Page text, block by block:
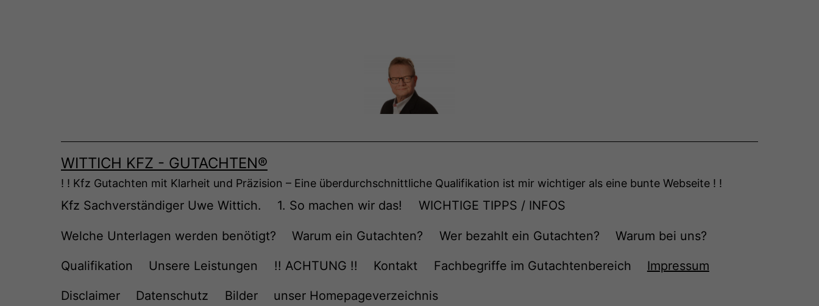
WITTICH KFZ - GUTACHTEN®
! ! Kfz Gutachten mit Klarheit und Präzision – Eine überdurchschnittliche Qualifikation ist mir wichtiger als eine bunte Webseite ! !
Kfz Sachverständiger Uwe Wittich. 1. So machen wir das! WICHTIGE TIPPS / INFOS
Welche Unterlagen werden benötigt? Warum ein Gutachten? Wer bezahlt ein Gutachten? Warum bei uns?
Qualifikation Unsere Leistungen !! ACHTUNG !! Kontakt Fachbegriffe im Gutachtenbereich Impressum
Disclaimer Datenschutz Bilder unser Homepageverzeichnis